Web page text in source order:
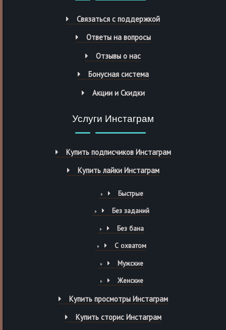
Связаться с поддержкой
Ответы на вопросы
Отзывы о нас
Бонусная система
Акции и Скидки
Услуги Инстаграм
Купить подписчиков Инстаграм
Купить лайки Инстаграм
Быстрые
Без заданий
Без бана
С охватом
Мужские
Женские
Купить просмотры Инстаграм
Купить сторис Инстаграм